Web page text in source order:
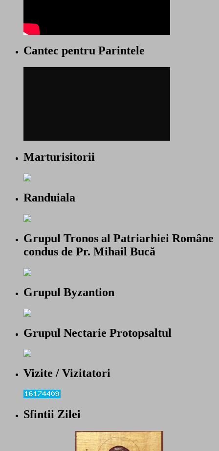
Cantec pentru Parintele
Marturisitorii
Randuiala
Grupul Tronos al Patriarhiei Române
condus de Pr. Mihail Bucă
Grupul Byzantion
Grupul Nectarie Protopsaltul
Vizite / Vizitatori
Sfintii Zilei